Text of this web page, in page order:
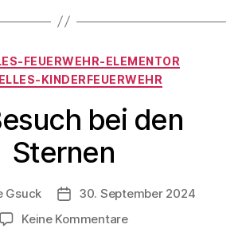
FEUERWEHR-ELEMENTOR
KINDERFEUERWEHR
bei den
Sternen
Gsuck
30. September 2024
Keine Kommentare